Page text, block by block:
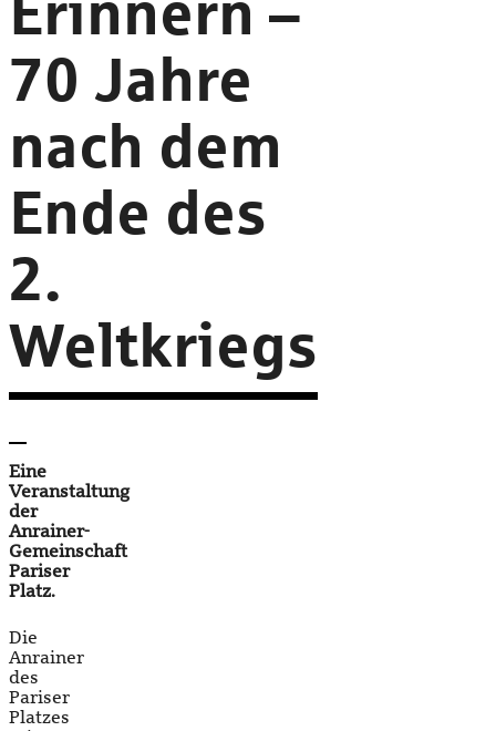
Erinnern –
70 Jahre
nach dem
Ende des
2.
Weltkriegs
Eine
Veranstaltung
der
Anrainer-
Gemeinschaft
Pariser
Platz.
Die
Anrainer
des
Pariser
Platzes